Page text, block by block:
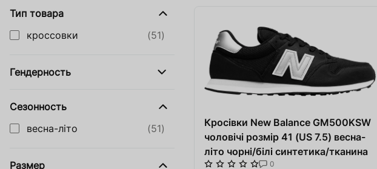
Хміль та дріжджі
Смартфони та аксесуари
Землеробство
Обладнання для Пивоварні
Одежа взуття та спорт
Катери та човни
Food Store
Organic Farming in Ukraine
Придбати сайт
Інгредієнти для Пива і Віскі
Тип товара
кроссовки
(51)
Гендерность
Сезонность
весна-літо
(51)
Размер
Кросівки New Balance GM500KSW
чоловічі розмір 41 (US 7.5) весна-
літо чорні/білі синтетика/тканина
0